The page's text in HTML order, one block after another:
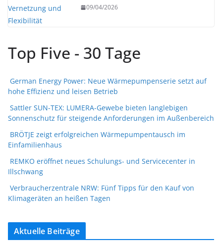
09/04/2026
Top Five - 30 Tage
German Energy Power: Neue Wärmepumpenserie setzt auf
hohe Effizienz und leisen Betrieb
Sattler SUN-TEX: LUMERA-Gewebe bieten langlebigen
Sonnenschutz für steigende Anforderungen im Außenbereich
BRÖTJE zeigt erfolgreichen Wärmepumpentausch im
Einfamilienhaus
REMKO eröffnet neues Schulungs- und Servicecenter in
Illschwang
Verbraucherzentrale NRW: Fünf Tipps für den Kauf von
Klimageräten an heißen Tagen
Aktuelle Beiträge